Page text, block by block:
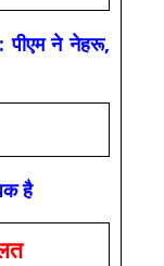
ने नेहरू,
है